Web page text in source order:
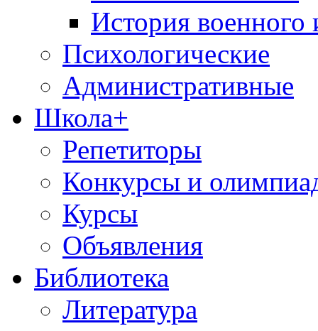
История военного
Психологические
Административные
Школа+
Репетиторы
Конкурсы и
Курсы
Объявления
Библиотека
Литература